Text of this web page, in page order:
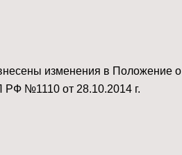
изменения в Положение о
РФ №1110 от 28.10.2014 г.